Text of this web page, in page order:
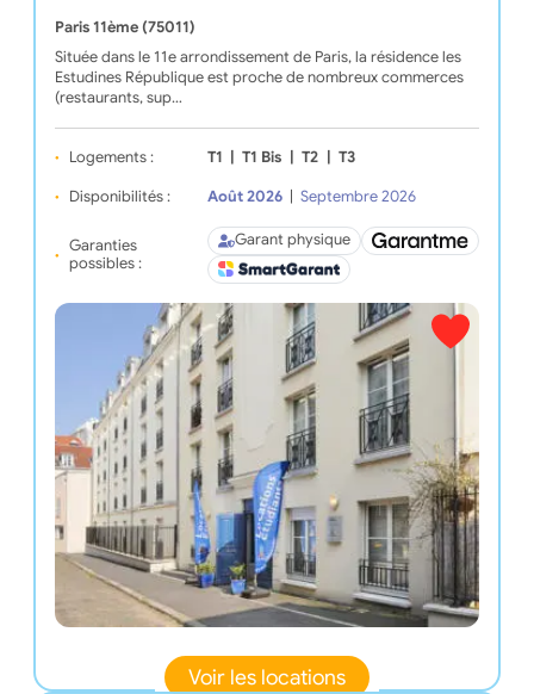
Paris 11ème (75011)
Située dans le 11e arrondissement de Paris, la résidence les
Estudines République est proche de nombreux commerces
(restaurants, sup…
Logements : T1 T1 Bis T2 T3
Disponibilités : Août 2026 Septembre 2026
Garanties
possibles :
Garant physique
Voir les locations